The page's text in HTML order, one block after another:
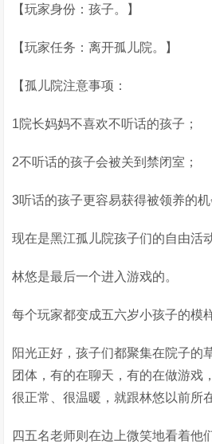
【玩家身份：孩子。】
【玩家任务：离开孤儿院。】
【孤儿院注意事项：
1院长妈妈不喜欢不听话的孩子；
2不听话的孩子会被关到禁闭室；
3听话的孩子更容易获得被领养的机
现在是黑江孤儿院孩子们的自由活
林悠是最后一个进入游戏的。
每个玩家都变成五六岁小孩子的模
阳光正好，孩子们都聚集在院子的
团体，有的在聊天，有的在做游戏
很正常、很温暖，就跟林悠以前所
四五名老师则在边上微笑地看着他